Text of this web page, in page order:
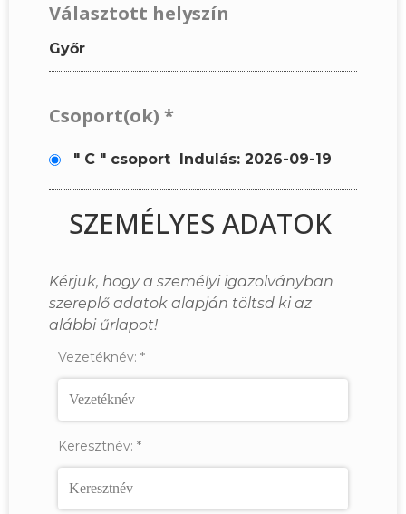
Választott helyszín
Győr
Csoport(ok) *
" C " csoport Indulás: 2026-09-19
SZEMÉLYES ADATOK
Kérjük, hogy a személyi igazolványban
szereplő adatok alapján töltsd ki az
alábbi űrlapot!
Vezetéknév: *
Keresztnév: *